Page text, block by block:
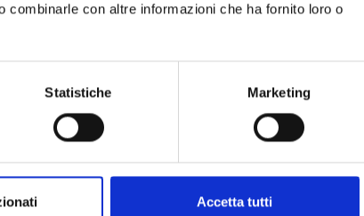
combinarle con altre informazioni che ha fornito loro o
Statistiche Marketing
Accetta tutti